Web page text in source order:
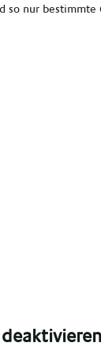
angeben
werden,
so nur bestimmte